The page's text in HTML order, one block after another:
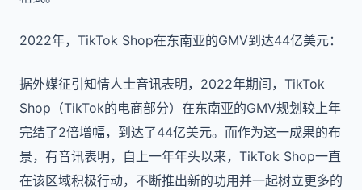
2022年，TikTok Shop在东南亚的GMV到达44亿美元：
据外媒征引知情人士音讯表明，2022年期间，TikTok
Shop（TikTok的电商部分）在东南亚的GMV规划较上年
完结了2倍增幅，到达了44亿美元。而作为这一成果的布
景，有音讯表明，自上一年年头以来，TikTok Shop一直
在该区域积极行动，不断推出新的功用并一起树立更多的